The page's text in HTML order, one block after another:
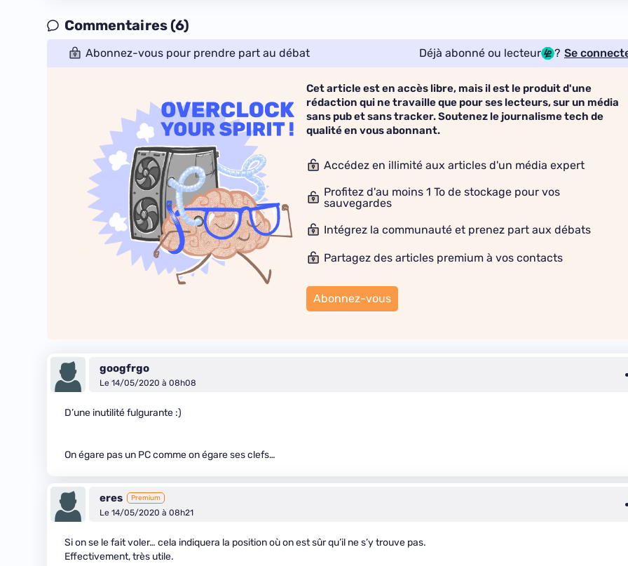
Commentaires (6)
Abonnez-vous pour prendre part au débat Déjà abonné ou lecteur ? Se
Cet article est en accès libre, mais il est le produit d'une
rédaction qui ne travaille que pour ses lecteurs, sur un média
sans pub et sans tracker. Soutenez le journalisme tech de
qualité en vous abonnant.
Accédez en illimité aux articles d'un média expert
Profitez d'au moins 1 To de stockage pour vos
sauvegardes
Intégrez la communauté et prenez part aux débats
Partagez des articles premium à vos contacts
Abonnez-vous
googfrgo
Le 14/05/2020 à 08h08
D’une inutilité fulgurante :)
On égare pas un PC comme on égare ses clefs…
eres Premium
Le 14/05/2020 à 08h21
Si on se le fait voler… cela indiquera la position où on est sûr qu’il ne s’y trouve pas.
Effectivement, très utile.